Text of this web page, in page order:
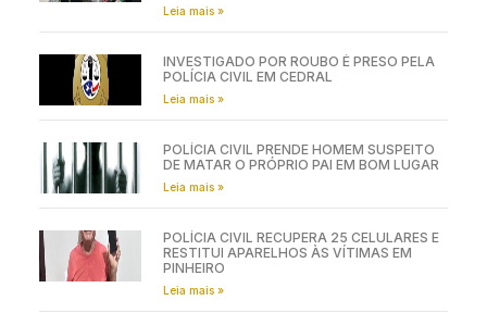
Leia mais »
INVESTIGADO POR ROUBO É PRESO PELA
POLÍCIA CIVIL EM CEDRAL
Leia mais »
POLÍCIA CIVIL PRENDE HOMEM SUSPEITO
DE MATAR O PRÓPRIO PAI EM BOM LUGAR
Leia mais »
POLÍCIA CIVIL RECUPERA 25 CELULARES E
RESTITUI APARELHOS ÀS VÍTIMAS EM
PINHEIRO
Leia mais »